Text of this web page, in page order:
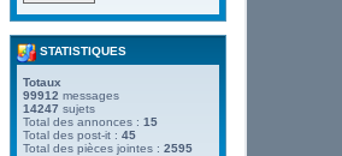
STATISTIQUES
Totaux
99912 messages
14247 sujets
Total des annonces : 15
Total des post-it : 45
Total des pièces jointes : 2595